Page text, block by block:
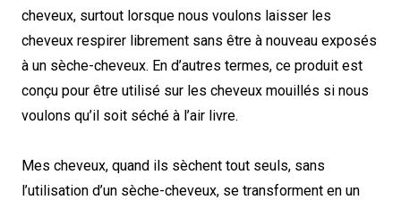
cheveux, surtout lorsque nous voulons laisser les
cheveux respirer librement sans être à nouveau exposés
à un sèche-cheveux. En d’autres termes, ce produit est
conçu pour être utilisé sur les cheveux mouillés si nous
voulons qu’il soit séché à l’air livre.
Mes cheveux, quand ils sèchent tout seuls, sans
l’utilisation d’un sèche-cheveux, se transforment en un